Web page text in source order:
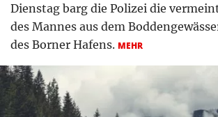
Dienstag barg die Polizei die
des Mannes aus dem
des Borner Hafens. MEHR